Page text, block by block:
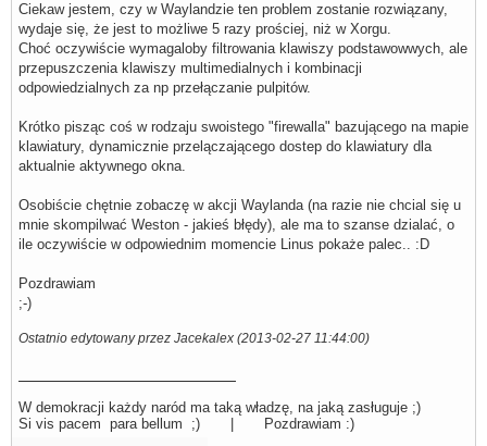
Ciekaw jestem, czy w Waylandzie ten problem zostanie rozwiązany,
wydaje się, że jest to możliwe 5 razy prościej, niż w Xorgu.
Choć oczywiście wymagaloby filtrowania klawiszy podstawowwych, ale
przepuszczenia klawiszy multimedialnych i kombinacji
odpowiedzialnych za np przełączanie pulpitów.
Krótko pisząc coś w rodzaju swoistego "firewalla" bazującego na mapie
klawiatury, dynamicznie przelączającego dostep do klawiatury dla
aktualnie aktywnego okna.
Osobiście chętnie zobaczę w akcji Waylanda (na razie nie chcial się u
mnie skompilwać Weston - jakieś błędy), ale ma to szanse dzialać, o
ile oczywiście w odpowiednim momencie Linus pokaże palec.. :D
Pozdrawiam
;-)
Ostatnio edytowany przez Jacekalex (2013-02-27 11:44:00)
W demokracji każdy naród ma taką władzę, na jaką zasługuje ;)
Si vis pacem para bellum ;) | Pozdrawiam :)